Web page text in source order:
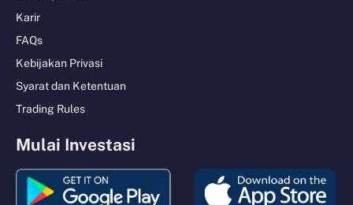
Karir
FAQs
Kebijakan Privasi
Syarat dan Ketentuan
Trading Rules
Mulai Investasi